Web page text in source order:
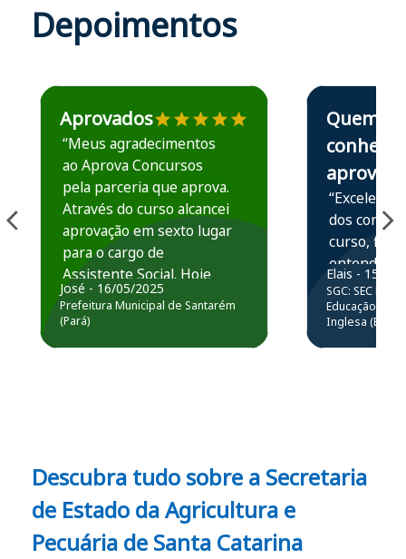
Depoimentos
Estudante José recomenda o Aprova Concursos em
Aprovados
“Meus agradecimentos
ao Aprova Concursos
pela parceria que aprova.
Através do curso alcancei
aprovação em sexto lugar
para o cargo de
Assistente Social. Hoje
estou atuando na
Prefeitura de Santarém.
José - 16/05/2025
Prefeitura Municipal de Santarém
(Pará)
Estudante Elais
Quem
conhece,
aprova
“Excelente
dos
curso,
entender e
prática
resolução
questões.”
Elais - 15/07/
SGC: SEC BA
Educação
Inglesa (Edital
Descubra tudo sobre a Secretaria
de Estado da Agricultura e
Pecuária de Santa Catarina